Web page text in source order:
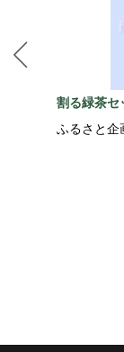
割る緑茶セ
ふるさと企